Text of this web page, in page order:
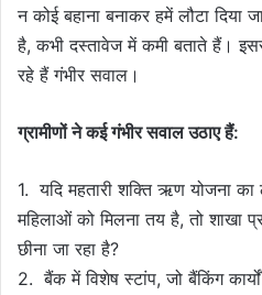
न कोई बहाना बनाकर हमें लौटा
है, कभी दस्तावेज में कमी बताते हैं।
रहे हैं गंभीर सवाल।
ग्रामीणों ने कई गंभीर सवाल उठाए हैं:
1. यदि महतारी शक्ति ऋण योजना का
महिलाओं को मिलना तय है, तो शाखा
छीना जा रहा है?
2. बैंक में विशेष स्टांप, जो बैंकिंग